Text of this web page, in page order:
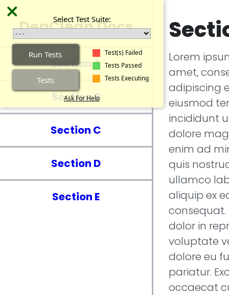
DepClean Docs
Section A
Section B
Section C
Section D
Section E
Lorem
amet,
adipiscing
eiusmod
incididunt
dolore
enim ad
quis
ullamco
aliquip ex
consequat.
dolor in
voluptate
dolore eu
pariatur.
occaecat